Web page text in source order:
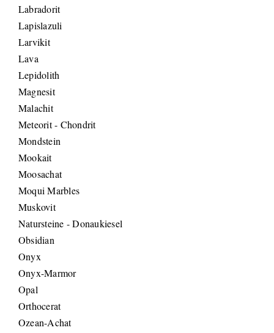
Labradorit
Lapislazuli
Larvikit
Lava
Lepidolith
Magnesit
Malachit
Meteorit - Chondrit
Mondstein
Mookait
Moosachat
Moqui Marbles
Muskovit
Natursteine - Donaukiesel
Obsidian
Onyx
Onyx-Marmor
Opal
Orthocerat
Ozean-Achat